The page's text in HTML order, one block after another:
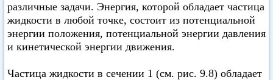
различные задачи. Энергия, которой обладает частица
жидкости в любой точке, состоит из потенциальной
энергии положения, потенциальной энергии давления
и кинетической энергии движения.
Частица жидкости в сечении 1 (см. рис. 9.8) обладает